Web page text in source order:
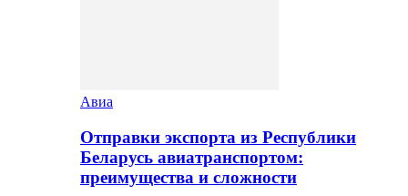
Авиа
Отправки экспорта из Республики
Беларусь авиатранспортом:
преимущества и сложности